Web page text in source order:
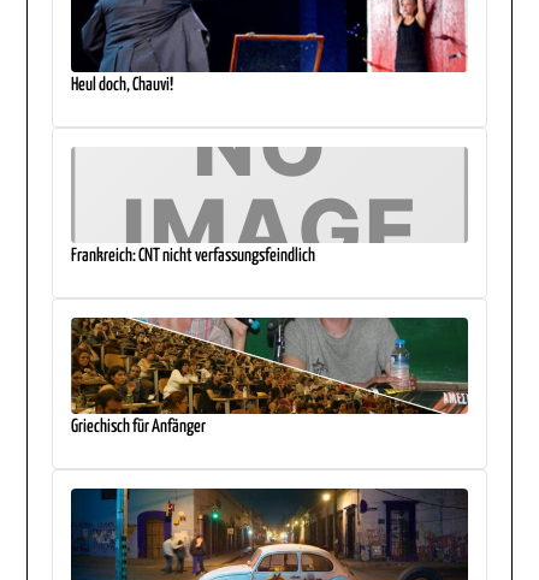
Heul doch, Chauvi!
Frankreich: CNT nicht verfassungsfeindlich
Griechisch für Anfänger